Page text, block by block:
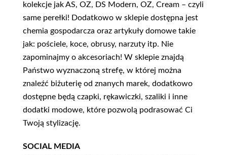
kolekcje jak AS, OZ, DS Modern, OZ, Cream – czyli
same perełki! Dodatkowo w sklepie dostępna jest
chemia gospodarcza oraz artykuły domowe takie
jak: pościele, koce, obrusy, narzuty itp. Nie
zapominajmy o akcesoriach! W sklepie znajdą
Państwo wyznaczoną strefę, w której można
znaleźć biżuterię od znanych marek, dodatkowo
dostępne będą czapki, rękawiczki, szaliki i inne
dodatki modowe, które pozwolą podrasować Ci
Twoją stylizację.
SOCIAL MEDIA